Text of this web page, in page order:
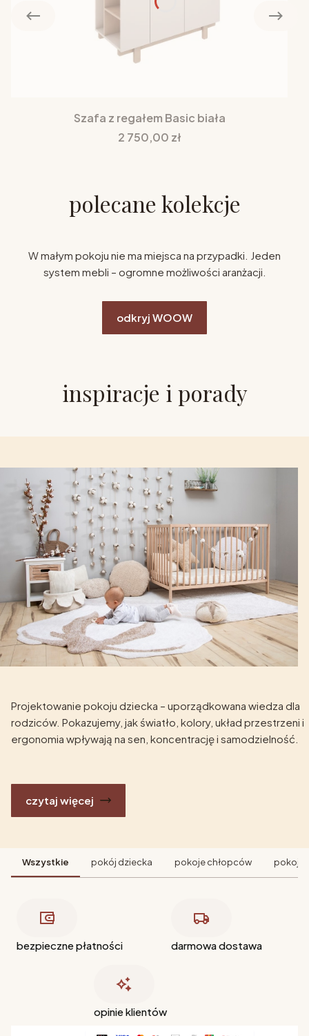
Szafa z regałem Basic biała
Cena
2 750,00 zł
polecane kolekcje
W małym pokoju nie ma miejsca na przypadki. Jeden
system mebli – ogromne możliwości aranżacji.
odkryj WOOW
inspiracje i porady
Projektowanie pokoju dziecka – uporządkowana wiedza dla
rodziców. Pokazujemy, jak światło, kolory, układ przestrzeni i
ergonomia wpływają na sen, koncentrację i samodzielność.
czytaj więcej
Wszystkie pokój dziecka pokoje chłopców pokoje
bezpieczne płatności darmowa dostawa
opinie klientów